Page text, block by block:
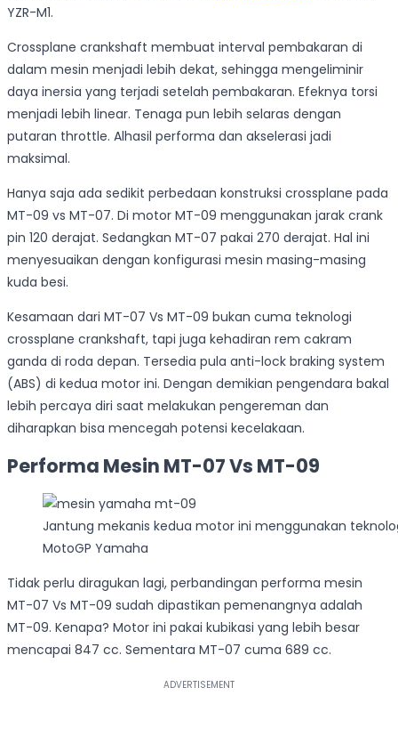
YZR-M1.
Crossplane crankshaft membuat interval pembakaran di
dalam mesin menjadi lebih dekat, sehingga mengeliminir
daya inersia yang terjadi setelah pembakaran. Efeknya torsi
menjadi lebih linear. Tenaga pun lebih selaras dengan
putaran throttle. Alhasil performa dan akselerasi jadi
maksimal.
Hanya saja ada sedikit perbedaan konstruksi crossplane pada
MT-09 vs MT-07. Di motor MT-09 menggunakan jarak crank
pin 120 derajat. Sedangkan MT-07 pakai 270 derajat. Hal ini
menyesuaikan dengan konfigurasi mesin masing-masing
kuda besi.
Kesamaan dari MT-07 Vs MT-09 bukan cuma teknologi
crossplane crankshaft, tapi juga kehadiran rem cakram
ganda di roda depan. Tersedia pula anti-lock braking system
(ABS) di kedua motor ini. Dengan demikian pengendara bakal
lebih percaya diri saat melakukan pengereman dan
diharapkan bisa mencegah potensi kecelakaan.
Performa Mesin MT-07 Vs MT-09
Jantung mekanis kedua motor ini menggunakan
MotoGP Yamaha
Tidak perlu diragukan lagi, perbandingan performa mesin
MT-07 Vs MT-09 sudah dipastikan pemenangnya adalah
MT-09. Kenapa? Motor ini pakai kubikasi yang lebih besar
mencapai 847 cc. Sementara MT-07 cuma 689 cc.